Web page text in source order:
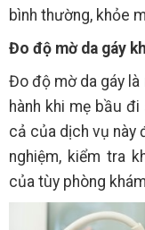
bình thường, khỏe
Đo độ mờ da gáy
Đo độ mờ da gáy
hành khi mẹ bầu
cả của dịch vụ này
nghiệm, kiểm tra
của tùy phòng